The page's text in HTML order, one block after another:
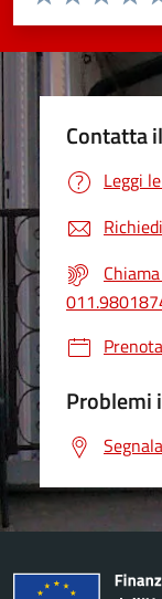
Valuta 3
Valuta 2
Valuta 1 stelle
Contatta
Leggi
Problemi